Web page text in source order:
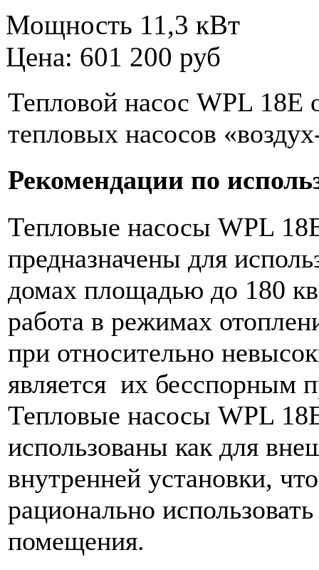
Мощность 11,3 кВт
Цена: 601 200 руб
Тепловой насос WPL 18E
тепловых насосов
Рекомендации по
Тепловые насосы WPL
предназначены для
домах площадью до 180
работа в режимах
при относительно
является их бесспорным
Тепловые насосы WPL
использованы как для
внутренней установки,
рационально
помещения.